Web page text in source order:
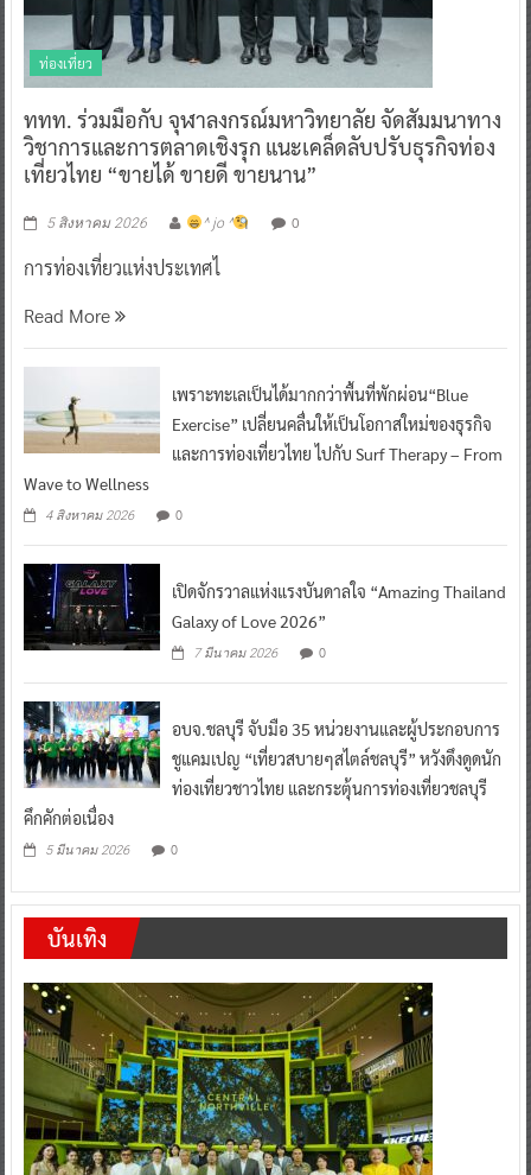
ท่องเที่ยว
ททท. ร่วมมือกับ จุฬาลงกรณ์มหาวิทยาลัย จัดสัมมนาทาง
วิชาการและการตลาดเชิงรุก แนะเคล็ดลับปรับธุรกิจท่อง
เที่ยวไทย “ขายได้ ขายดี ขายนาน”
5 สิงหาคม 2026 ^ jo ^ 0
การท่องเที่ยวแห่งประเทศไ
Read More
เพราะทะเลเป็นได้มากกว่าพื้นที่พักผ่อน“Blue
Exercise” เปลี่ยนคลื่นให้เป็นโอกาสใหม่ของธุรกิจ
และการท่องเที่ยวไทย ไปกับ Surf Therapy – From
Wave to Wellness
4 สิงหาคม 2026 0
เปิดจักรวาลแห่งแรงบันดาลใจ “Amazing Thailand
Galaxy of Love 2026”
7 มีนาคม 2026 0
อบจ.ชลบุรี จับมือ 35 หน่วยงานและผู้ประกอบการ
ชูแคมเปญ “เที่ยวสบายๆสไตล์ชลบุรี” หวังดึงดูดนัก
ท่องเที่ยวชาวไทย และกระตุ้นการท่องเที่ยวชลบุรี
คึกคักต่อเนื่อง
5 มีนาคม 2026 0
บันเทิง